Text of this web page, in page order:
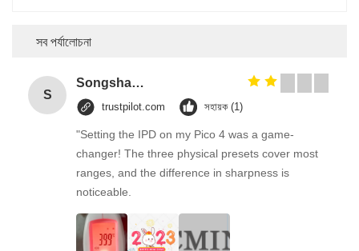
সব পর্যালোচনা
S
Songshang
trustpilot.com সহায়ক (1)
"Setting the IPD on my Pico 4 was a game-
changer! The three physical presets cover most
ranges, and the difference in sharpness is
noticeable.